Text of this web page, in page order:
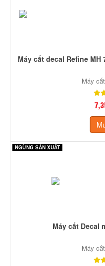
Máy cắt decal Refine
Máy
NGỪNG SẢN XUẤT
Máy cắt Decal
Máy